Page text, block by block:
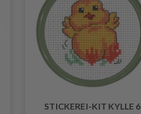
STICKEREI-KIT KYLLE 6